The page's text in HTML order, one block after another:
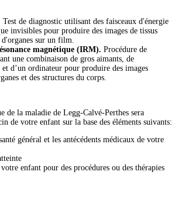
Test de diagnostic utilisant des faisceaux d'énergie
invisibles pour produire des images de tissus
sur un film.
magnétique (IRM). Procédure de
une combinaison de gros aimants, de
et d’un ordinateur pour produire des images
et des structures du corps.
de la maladie de Legg-Calvé-Perthes sera
de votre enfant sur la base des éléments suivants:
général et les antécédents médicaux de votre
enfant pour des procédures ou des thérapies